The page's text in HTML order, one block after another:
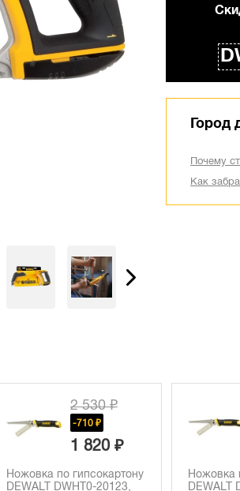
Город
Почему
Как
2 530 ₽
-710 ₽
1 820 ₽
Ножовка по гипсокартону
DEWALT DWHT0-20123,
Ножовка
DEWALT